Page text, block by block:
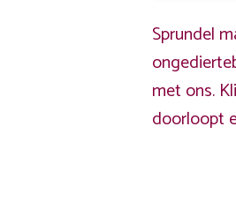
Sprundel
met ons.
doorloopt